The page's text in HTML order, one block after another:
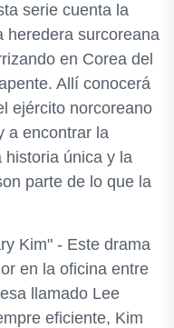
serie cuenta la
heredera surcoreana
en Corea del
Allí conocerá
ejército norcoreano
a encontrar la
historia única y la
parte de lo que la
Kim" - Este drama
en la oficina entre
llamado Lee
eficiente, Kim